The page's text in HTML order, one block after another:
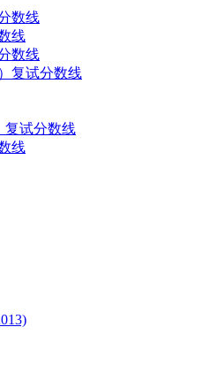
数线
线
数线
复试分数线
复试分数线
线